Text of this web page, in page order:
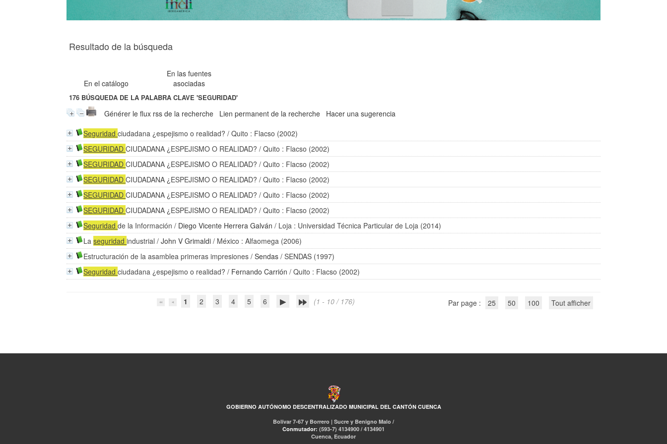
Resultado de la búsqueda
En el catálogo
En las fuentes
asociadas
176 BÚSQUEDA DE LA PALABRA CLAVE'SEGURIDAD'
Générer le flux rss de la recherche Lien permanent de la recherche
Hacer una sugerencia
Seguridadciudadana ¿espejismo o realidad? / Quito : Flacso (2002)
SEGURIDADCIUDADANA ¿ESPEJISMO O REALIDAD? / Quito : Flacso (2002)
SEGURIDADCIUDADANA ¿ESPEJISMO O REALIDAD? / Quito : Flacso (2002)
SEGURIDADCIUDADANA ¿ESPEJISMO O REALIDAD? / Quito : Flacso (2002)
SEGURIDADCIUDADANA ¿ESPEJISMO O REALIDAD? / Quito : Flacso (2002)
SEGURIDADCIUDADANA ¿ESPEJISMO O REALIDAD? / Quito : Flacso (2002)
Seguridadde la Información / Diego Vicente Herrera Galván / Loja : Universidad Técnica Particular de Loja (2014)
Laseguridadindustrial /John V Grimaldi / México : Alfaomega (2006)
Estructuración de la asamblea primeras impresiones /Sendas / SENDAS (1997)
Seguridadciudadana ¿espejismo o realidad? / Fernando Carrión / Quito : Flacso (2002)
1 2 3 4 5 6 (1 - 10 / 176) Par page : 25 50 100 Tout afficher
GOBIERNO AUTÓNOMO DESCENTRALIZADO MUNICIPAL DEL CANTÓN CUENCA
Bolívar 7-67 y Borrero | Sucre y Benigno Malo /
Conmutador: (593-7) 4134900 / 4134901
Cuenca, Ecuador